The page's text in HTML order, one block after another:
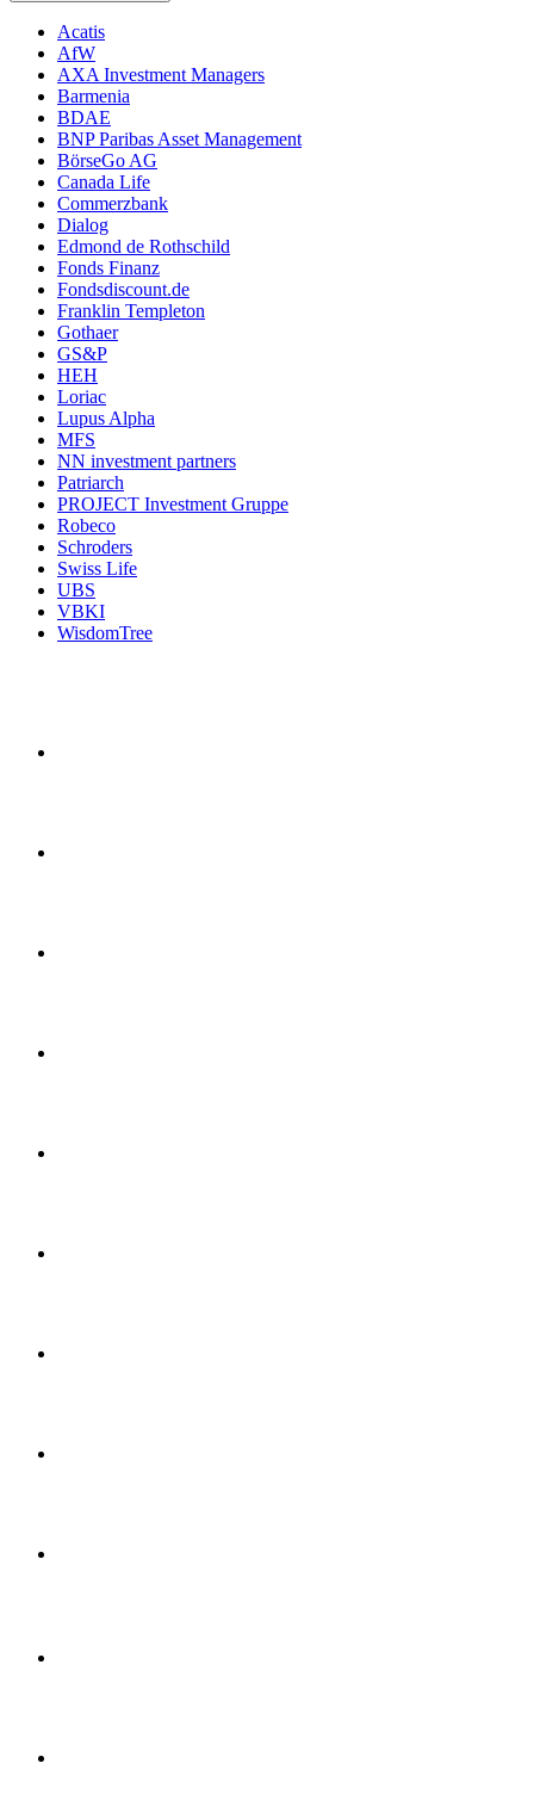
Acatis
AfW
AXA Investment Managers
Barmenia
BDAE
BNP Paribas Asset Management
BörseGo AG
Canada Life
Commerzbank
Dialog
Edmond de Rothschild
Fonds Finanz
Fondsdiscount.de
Franklin Templeton
Gothaer
GS&P
HEH
Loriac
Lupus Alpha
MFS
NN investment partners
Patriarch
PROJECT Investment Gruppe
Robeco
Schroders
Swiss Life
UBS
VBKI
WisdomTree